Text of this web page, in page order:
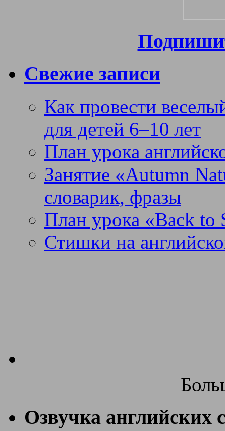
Свежие записи
Как провести
для детей 6–10 лет
План урока
Занятие «Autumn
словарик, фразы
План урока «Back to
Стишки на
Озвучка английских